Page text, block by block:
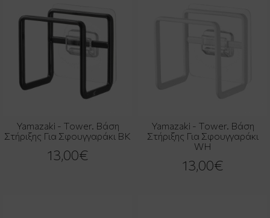
Yamazaki - Tower. Βάση
Στήριξης Για Σφουγγαράκι BK
13,00€
Yamazaki - Tower. Βάση
Στήριξης Για Σφουγγαράκι
WH
13,00€